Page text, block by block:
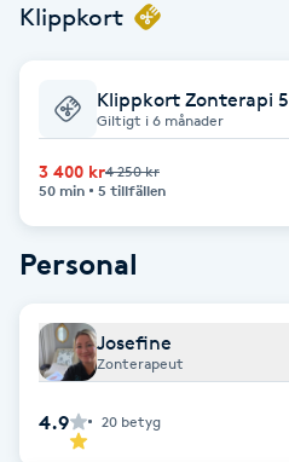
BIAB
Blowout
Brynformning
Brynplockning
Bröllopsuppsättning
Klippkort
Klippkort Zonterapi
Giltigt i 6 månader
3 400 kr4 250 kr
50 min
5 tillfällen
Personal
Josefine
Zonterapeut
4.9 20 betyg